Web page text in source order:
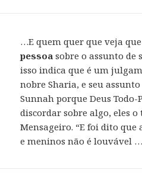
…E quem quer que veja
pessoa sobre o assunto de
isso indica que é um
nobre Sharia, e seu
Sunnah porque Deus Todo-
discordar sobre algo, eles o
Mensageiro. “E foi dito
e meninos não é louvável